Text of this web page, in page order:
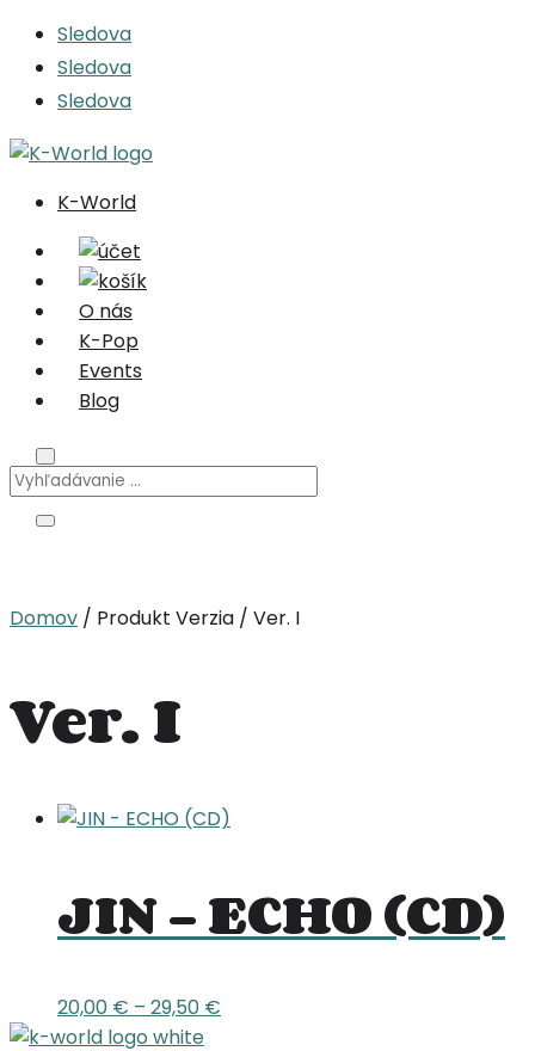
Sledova
Sledova
Sledova
K-World
O nás
K-Pop
Events
Blog
Domov / Produkt Verzia / Ver. I
Ver. I
JIN – ECHO (CD)
20,00 € – 29,50 €